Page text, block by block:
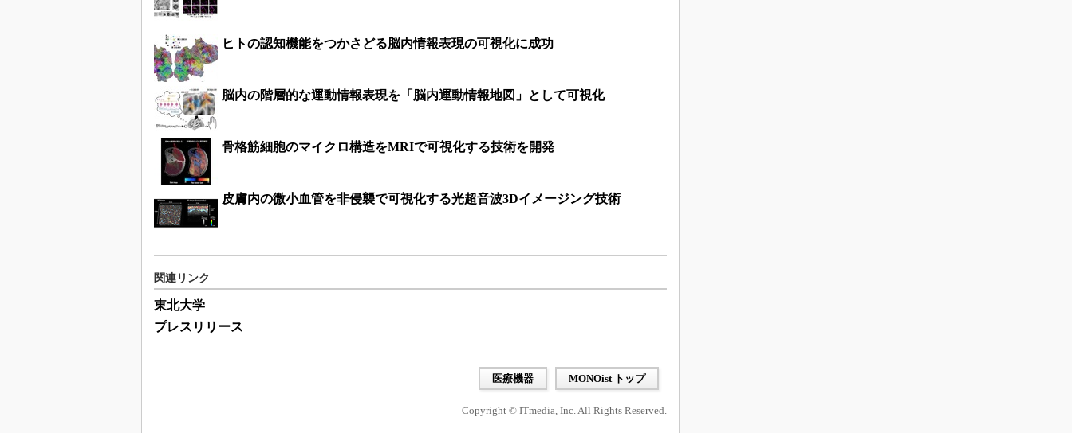
ヒトの認知機能をつかさどる脳内情報表現の可視化に成功
脳内の階層的な運動情報表現を「脳内運動情報地図」として可視化
骨格筋細胞のマイクロ構造をMRIで可視化する技術を開発
皮膚内の微小血管を非侵襲で可視化する光超音波3Dイメージング技術
関連リンク
東北大学
プレスリリース
医療機器 MONOist トップ
Copyright © ITmedia, Inc. All Rights Reserved.